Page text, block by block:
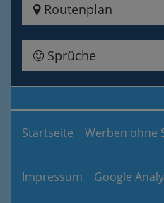
Routenplan
Sprüche
Startseite Werben ohne
Impressum Google